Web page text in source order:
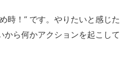
時！” です。やりたいと感じた
から何かアクションを起こして